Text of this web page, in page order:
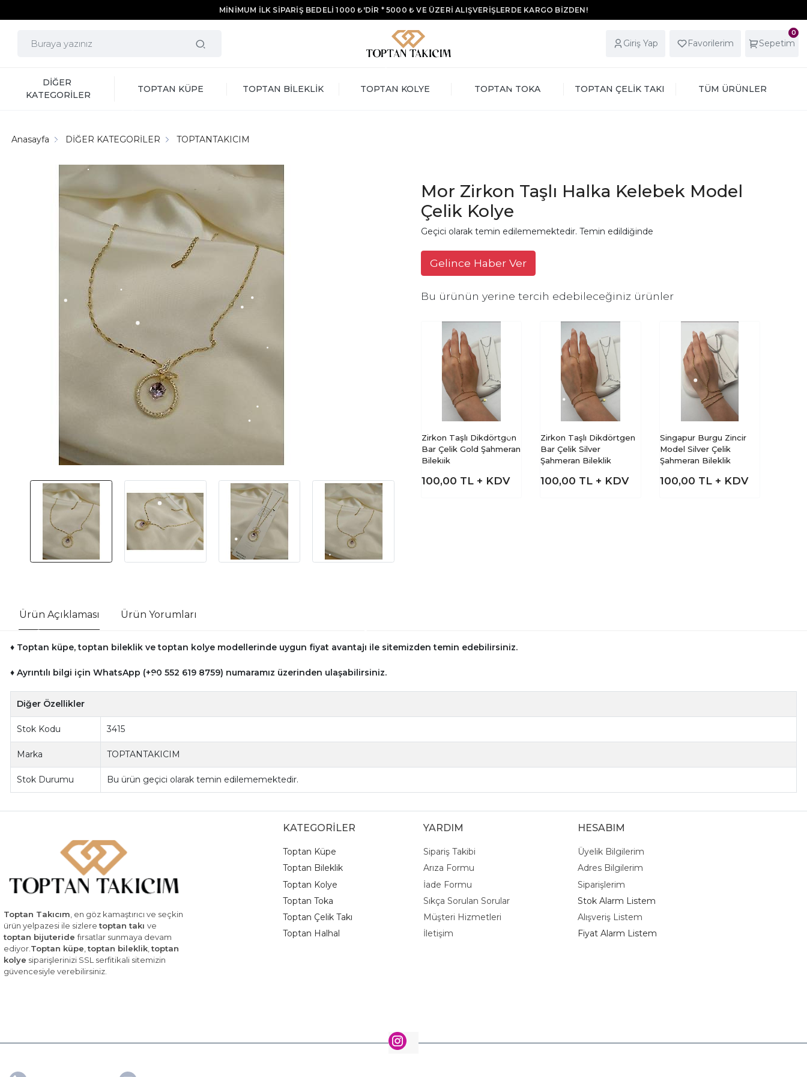
MİNİMUM İLK SİPARİŞ BEDELİ 1000 ₺'DİR * 5000 ₺ VE ÜZERİ ALIŞVERİŞLERDE KARGO BİZDEN!
Giriş Yap Favorilerim
0
Sepetim
DİĞER
KATEGORİLER
TOPTAN KÜPE TOPTAN BİLEKLİK TOPTAN KOLYE TOPTAN TOKA TOPTAN ÇELİK TAKI TÜM ÜRÜNLER
Anasayfa DİĞER KATEGORİLER TOPTANTAKICIM
Mor Zirkon Taşlı Halka Kelebek Model
Çelik Kolye
Geçici olarak temin edilememektedir. Temin edildiğinde
Gelince Haber Ver
Bu ürünün yerine tercih edebileceğiniz ürünler
Zirkon Taşlı Dikdörtgen
Bar Çelik Gold Şahmeran
Bileklik
100,00 TL + KDV
Zirkon Taşlı Dikdörtgen
Bar Çelik Silver
Şahmeran Bileklik
100,00 TL + KDV
Singapur Burgu Zincir
Model Silver Çelik
Şahmeran Bileklik
100,00 TL + KDV
Ürün Açıklaması Ürün Yorumları
♦ Toptan küpe, toptan bileklik ve toptan kolye modellerinde uygun fiyat avantajı ile sitemizden temin edebilirsiniz.
♦ Ayrıntılı bilgi için WhatsApp (+90 552 619 8759) numaramız üzerinden ulaşabilirsiniz.
Diğer Özellikler
Stok Kodu 3415
Marka TOPTANTAKICIM
Stok Durumu Bu ürün geçici olarak temin edilememektedir.
Toptan Takıcım, en göz kamaştırıcı ve seçkin
ürün yelpazesi ile sizleretoptan takı ve
toptan bijuteridefırsatlar sunmaya devam
ediyor.Toptan küpe,toptan bileklik,toptan
kolye siparişlerinizi SSL serfitikali sitemizin
güvencesiyle verebilirsiniz.
KATEGORİLER
Toptan Küpe
Toptan Bileklik
Toptan Kolye
Toptan Toka
Toptan Çelik Takı
Toptan Halhal
YARDIM
Sipariş Takibi
Arıza Formu
İade Formu
Sıkça Sorulan Sorular
Müşteri Hizmetleri
İletişim
HESABIM
Üyelik Bilgilerim
Adres Bilgilerim
Siparişlerim
Stok Alarm Listem
Alışveriş Listem
Fiyat Alarm Listem